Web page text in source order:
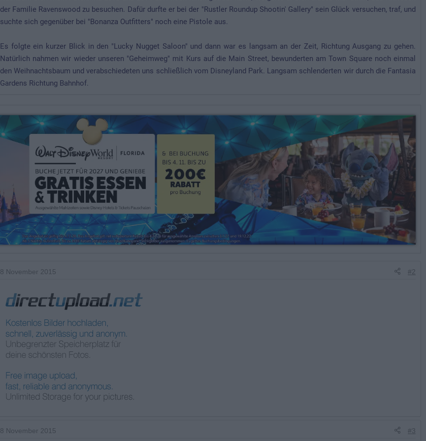
der Familie Ravenswood zu besuchen. Dafür durfte er bei der "Rustler Roundup Shootin' Gallery" sein Glück versuchen, traf, und
suchte sich gegenüber bei "Bonanza Outfitters" noch eine Pistole aus.
Es folgte ein kurzer Blick in den "Lucky Nugget Saloon" und dann war es langsam an der Zeit, Richtung Ausgang zu gehen.
Natürlich nahmen wir wieder unseren "Geheimweg" mit Kurs auf die Main Street, bewunderten am Town Square noch einmal
den Weihnachtsbaum und verabschiedeten uns schließlich vom Disneyland Park. Langsam schlenderten wir durch die Fantasia
Gardens Richtung Bahnhof.
8 November 2015 #2
8 November 2015 #3